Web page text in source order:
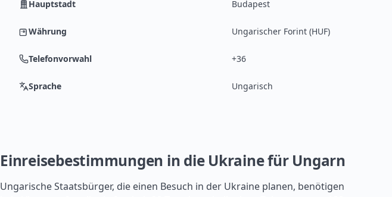
Hauptstadt Budapest
Währung Ungarischer Forint (HUF)
Telefonvorwahl +36
Sprache Ungarisch
Einreisebestimmungen in die Ukraine für Ungarn
Ungarische Staatsbürger, die einen Besuch in der Ukraine planen, benötigen